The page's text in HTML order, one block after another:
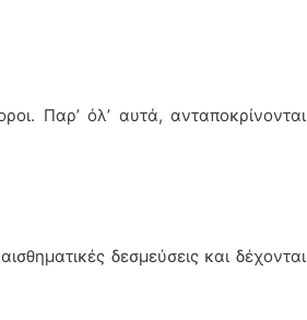
Παρ’ όλ’ αυτά, ανταποκρίνονται
δεσμεύσεις και δέχονται